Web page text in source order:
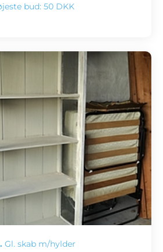
bud: 50 DKK
Gl. skab m/hylder